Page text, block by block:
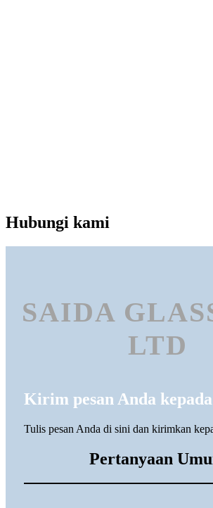
Hubungi kami
SAIDA
LTD
Kirim pesan Anda
Tulis pesan Anda di sini dan kirimkan
Pertanyaan